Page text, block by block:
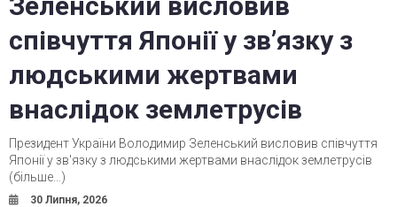
співчуття Японії у зв’язку з
людськими жертвами
внаслідок землетрусів
Президент України Володимир Зеленський висловив співчуття
Японії у зв'язку з людськими жертвами внаслідок землетрусів
(більше…)
30 Липня, 2026